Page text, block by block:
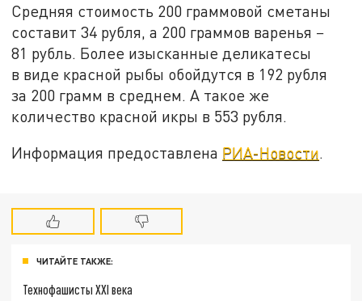
Средняя стоимость 200 граммовой сметаны
составит 34 рубля, а 200 граммов варенья −
81 рубль. Более изысканные деликатесы
в виде красной рыбы обойдутся в 192 рубля
за 200 грамм в среднем. А такое же
количество красной икры в 553 рубля.
Информация предоставлена РИА-Новости.
ЧИТАЙТЕ ТАКЖЕ:
Технофашисты XXI века